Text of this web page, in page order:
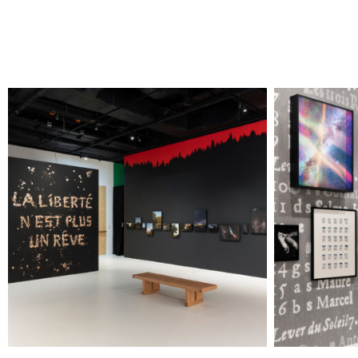
Enquête Photographique
Vaudoise @ Khashayar
Javanmardi / Photo Elysée /
Plateforme 10